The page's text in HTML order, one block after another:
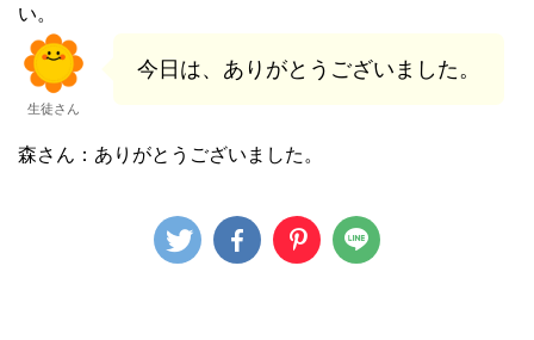
い。
生徒さん
今日は、ありがとうございました。
森さん：ありがとうございました。